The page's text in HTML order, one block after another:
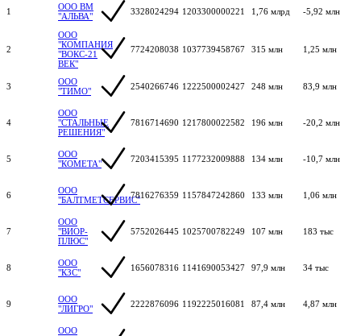
1
ООО ВМ
"АЛЬВА"
3328024294 1203300000221 1,76 млрд -5,92 млн
2
ООО
"КОМПАНИЯ
"ВОКС-21
ВЕК"
7724208038 1037739458767 315 млн 1,25 млн
3
ООО
"ТИМО"
2540266746 1222500002427 248 млн 83,9 млн
4
ООО
"СТАЛЬНЫЕ
РЕШЕНИЯ"
7816714690 1217800022582 196 млн -20,2 млн
5
ООО
"КОМЕТА"
7203415395 1177232009888 134 млн -10,7 млн
6
ООО
"БАЛТМЕТСЕРВИС"7816276359 1157847242860 133 млн 1,06 млн
7
ООО
"ВИОР-
ПЛЮС"
5752026445 1025700782249 107 млн 183 тыс
8
ООО
"КЗС"
1656078316 1141690053427 97,9 млн 34 тыс
9
ООО
"ЛИГРО"
2222876096 1192225016081 87,4 млн 4,87 млн
ООО